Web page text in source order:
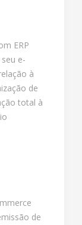
ERP
e-
à
de
total à
de